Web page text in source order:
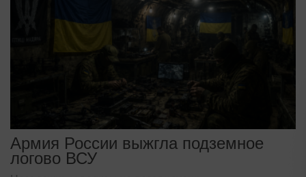
Армия России выжгла подземное
логово ВСУ